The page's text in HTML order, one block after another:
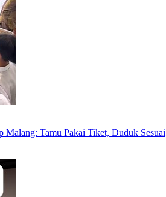
Malang: Tamu Pakai Tiket, Duduk Sesuai